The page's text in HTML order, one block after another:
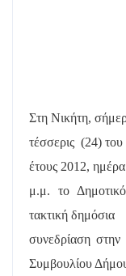
Στη Νικήτη,
τέσσερις (24) του
έτους 2012,
μ.μ. το
τακτική δημόσια
συνεδρίαση
Συμβουλίου